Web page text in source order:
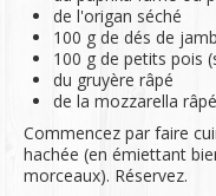
de l'origan séché
100 g de dés de
100 g de petits pois
du gruyère râpé
de la mozzarella
Commencez par faire
hachée (en émiettant
morceaux). Réservez.